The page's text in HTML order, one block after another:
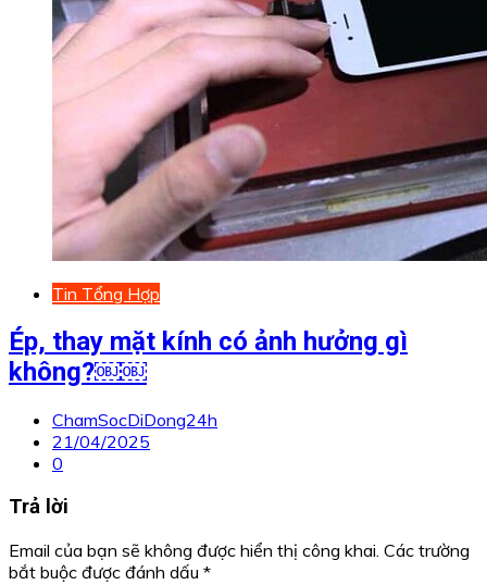
Tin Tổng Hợp
Ép, thay mặt kính có ảnh hưởng gì
không?￼￼
ChamSocDiDong24h
21/04/2025
0
Trả lời
Email của bạn sẽ không được hiển thị công khai. Các trường
bắt buộc được đánh dấu *